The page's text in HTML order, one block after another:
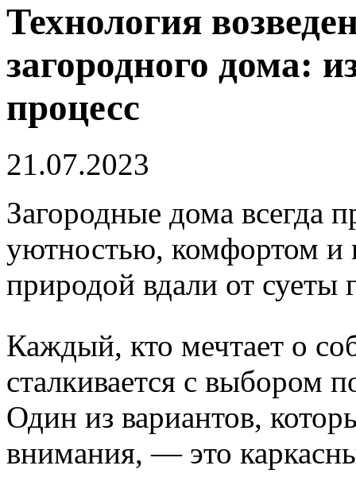
Технология
загородного дома:
процесс
21.07.2023
Загородные дома всегда
уютностью, комфортом и
природой вдали от суеты
Каждый, кто мечтает о
сталкивается с выбором
Один из вариантов,
внимания, — это